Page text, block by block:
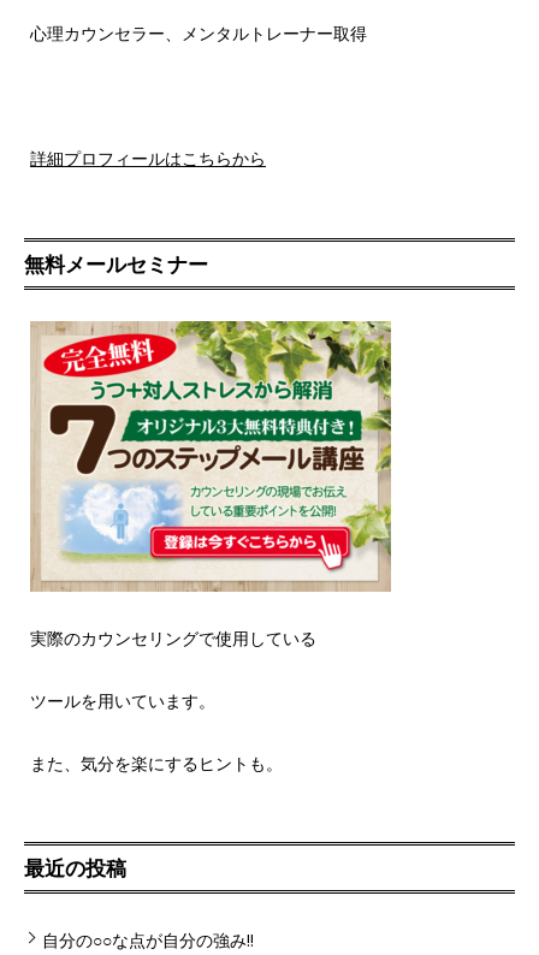
心理カウンセラー、メンタルトレーナー取得
詳細プロフィールはこちらから
無料メールセミナー
実際のカウンセリングで使用している
ツールを用いています。
また、気分を楽にするヒントも。
最近の投稿
自分の○○な点が自分の強み!!